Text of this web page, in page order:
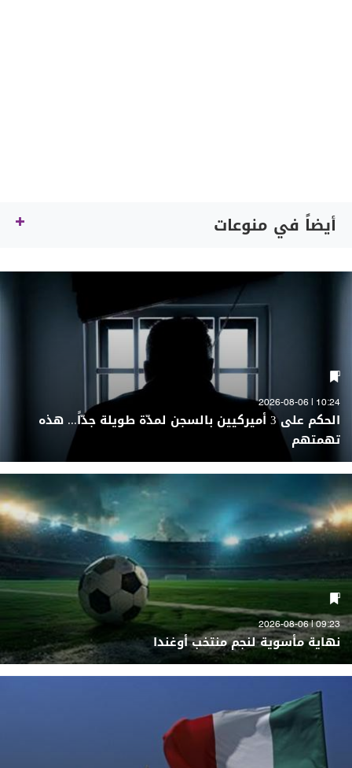
أيضاً في منوعات
10:24 | 2026-08-06
الحكم على 3 أميركيين بالسجن لمدّة طويلة جدّاً... هذه
تهمتهم
09:23 | 2026-08-06
نهاية مأسوية لنجم منتخب أوغندا